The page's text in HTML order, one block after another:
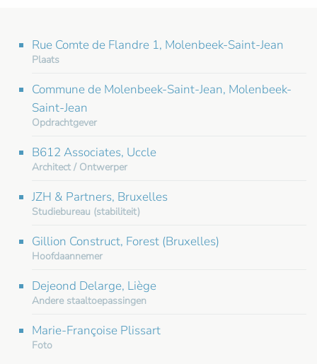
Rue Comte de Flandre 1, Molenbeek-Saint-Jean
Plaats
Commune de Molenbeek-Saint-Jean, Molenbeek-
Saint-Jean
Opdrachtgever
B612 Associates, Uccle
Architect / Ontwerper
JZH & Partners, Bruxelles
Studiebureau (stabiliteit)
Gillion Construct, Forest (Bruxelles)
Hoofdaannemer
Dejeond Delarge, Liège
Andere staaltoepassingen
Marie-Françoise Plissart
Foto